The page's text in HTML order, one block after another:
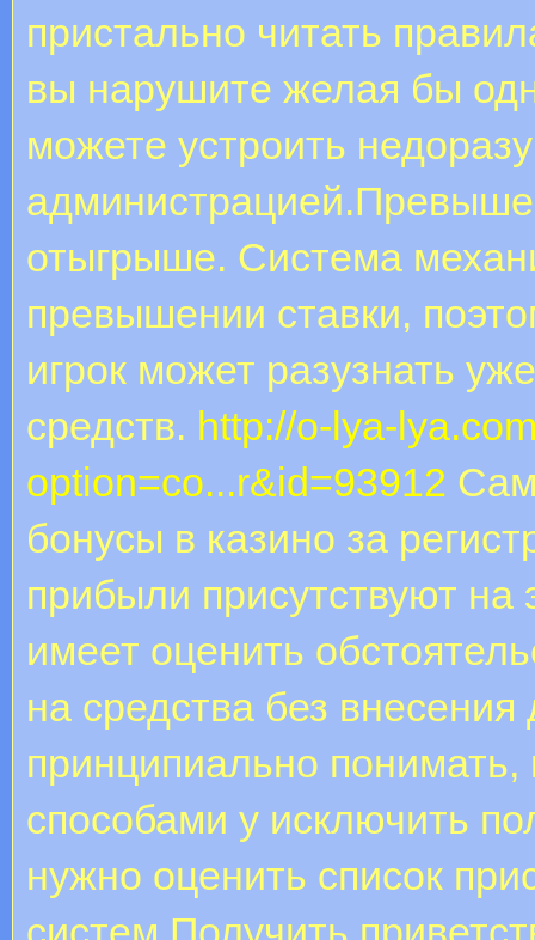
пристально читать
вы нарушите желая бы
можете устроить
отыгрыше. Система
превышении ставки,
игрок может разузнать
средств. http://o-lya-
option=co...r&id=93912
бонусы в казино за
прибыли присутствуют на
имеет оценить
на средства без
принципиально понимать,
способами у исключить
нужно оценить список